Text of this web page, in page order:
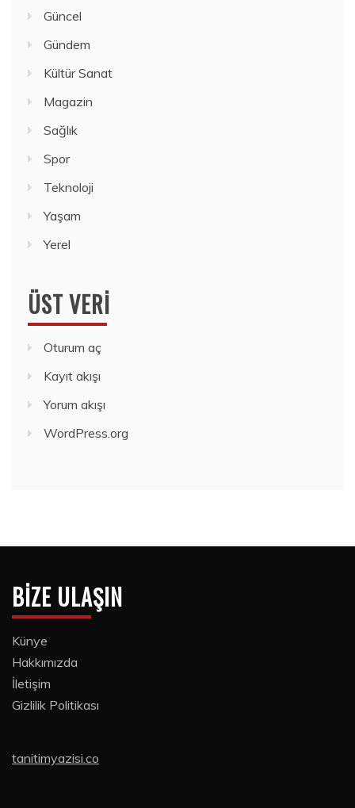
Güncel
Gündem
Kültür Sanat
Magazin
Sağlık
Spor
Teknoloji
Yaşam
Yerel
ÜST VERI
Oturum aç
Kayıt akışı
Yorum akışı
WordPress.org
BIZE ULAŞIN
Künye
Hakkımızda
İletişim
Gizlilik Politikası
tanitimyazisi.co